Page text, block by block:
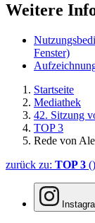
Weitere
Fenster)
Startseite
Mediathek
42. Sitzung
TOP 3
Rede von
zurück zu: TOP 3 ()